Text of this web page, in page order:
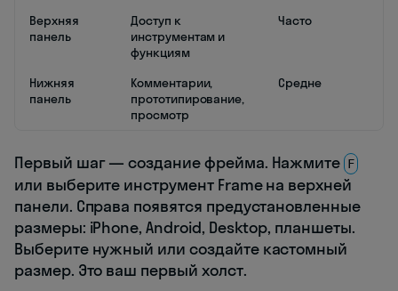
Верхняя
панель
Доступ к
инструментам и
функциям
Часто
Нижняя
панель
Комментарии,
прототипирование,
просмотр
Средне
Первый шаг — создание фрейма. Нажмите F
или выберите инструмент Frame на верхней
панели. Справа появятся предустановленные
размеры: iPhone, Android, Desktop, планшеты.
Выберите нужный или создайте кастомный
размер. Это ваш первый холст.